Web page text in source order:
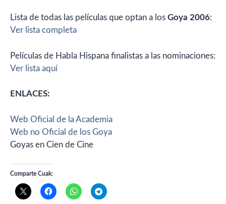
Lista de todas las películas que optan a los Goya 2006:
Ver lista completa
Películas de Habla Hispana finalistas a las nominaciones:
Ver lista aquí
ENLACES:
Web Oficial de la Academia
Web no Oficial de los Goya
Goyas en Cien de Cine
Comparte Cuak: